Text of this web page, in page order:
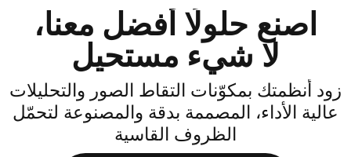
اصنع حلولًا أفضل معنا،
لا شيء مستحيل
أنظمتك بمكوّنات التقاط الصور والتحليلات
الأداء، المصممة بدقة والمصنوعة لتحمّل
الظروف القاسية